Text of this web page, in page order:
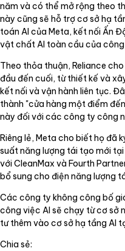
năm và có thể mở rộng theo
này cũng sẽ hỗ trợ cơ sở hạ
toán AI của Meta, kết nối Ấn
vật chất AI toàn cầu của
Theo thỏa thuận, Reliance
đầu đến cuối, từ thiết kế và
kết nối và vận hành liên tục.
thành "cửa hàng một điểm
này đối với các công ty công
Riêng lẻ, Meta cho biết họ đã
suất năng lượng tái tạo mới
với CleanMax và Fourth
bổ sung cho điện năng lượng
Các công ty không công bố
công việc AI sẽ chạy từ cơ sở
tư thêm vào cơ sở hạ tầng AI
Chia sẻ: